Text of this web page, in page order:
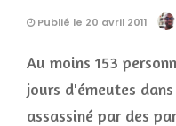
Publié le 20 avril 2011
Au moins 153
jours d'émeutes
assassiné par des